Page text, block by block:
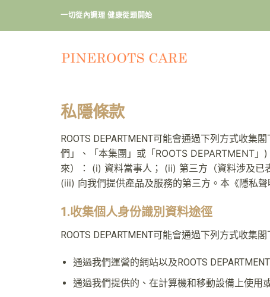
一切從內調理 健康從頭開始
私隱條款
ROOTS DEPARTMENT可能會通過下列方式收集
們」、「本集團」或「ROOTS DEPARTMENT
來）： (i) 資料當事人； (ii) 第三方（資料涉及已
(iii) 向我們提供產品及服務的第三方。本《隱私
1.收集個人身份識別資料途徑
ROOTS DEPARTMENT可能會通過下列方式收集
通過我們運營的網站以及ROOTS
通過我們提供的、在計算機和移動設備上使用